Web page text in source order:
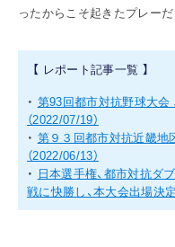
ったからこそ起きたプレーだ
【 レポート記事一覧 】
・ 第93回都市対抗野球大
（2022/07/19）
・ 第９３回都市対抗近畿
（2022/06/13）
・ 日本選手権、都市対抗ダ
戦に快勝し、本大会出場決定